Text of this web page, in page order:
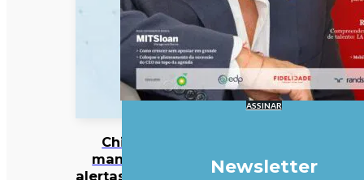
China
mantém
alertas antes
ASSINAR
Newsletter